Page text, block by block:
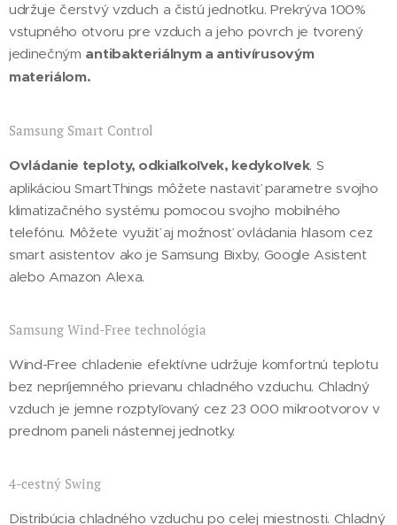
udržuje čerstvý vzduch a čistú jednotku. Prekrýva 100%
vstupného otvoru pre vzduch a jeho povrch je tvorený
jedinečným antibakteriálnym a antivírusovým
materiálom.
Samsung Smart Control
Ovládanie teploty, odkiaľkoľvek, kedykoľvek. S
aplikáciou SmartThings môžete nastaviť parametre svojho
klimatizačného systému pomocou svojho mobilného
telefónu. Môžete využiť aj možnosť ovládania hlasom cez
smart asistentov ako je Samsung Bixby, Google Asistent
alebo Amazon Alexa.
Samsung Wind-Free technológia
Wind-Free chladenie efektívne udržuje komfortnú teplotu
bez nepríjemného prievanu chladného vzduchu. Chladný
vzduch je jemne rozptyľovaný cez 23 000 mikrootvorov v
prednom paneli nástennej jednotky.
4-cestný Swing
Distribúcia chladného vzduchu po celej miestnosti. Chladný